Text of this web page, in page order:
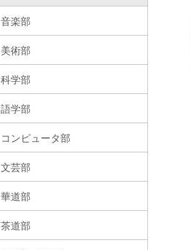
音楽部
美術部
科学部
語学部
コンピュータ部
文芸部
華道部
茶道部